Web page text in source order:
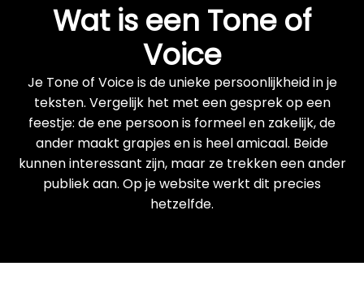
Wat is een Tone of
Voice
Je Tone of Voice is de unieke persoonlijkheid in je
teksten. Vergelijk het met een gesprek op een
feestje: de ene persoon is formeel en zakelijk, de
ander maakt grapjes en is heel amicaal. Beide
kunnen interessant zijn, maar ze trekken een ander
publiek aan. Op je website werkt dit precies
hetzelfde.